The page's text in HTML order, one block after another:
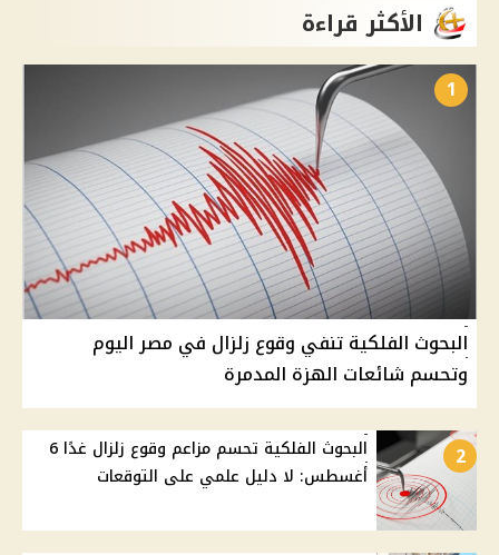
الأكثر قراءة
1
البحوث الفلكية تنفي وقوع زلزال في مصر اليوم
وتحسم شائعات الهزة المدمرة
2
البحوث الفلكية تحسم مزاعم وقوع زلزال غدًا 6
أغسطس: لا دليل علمي على التوقعات